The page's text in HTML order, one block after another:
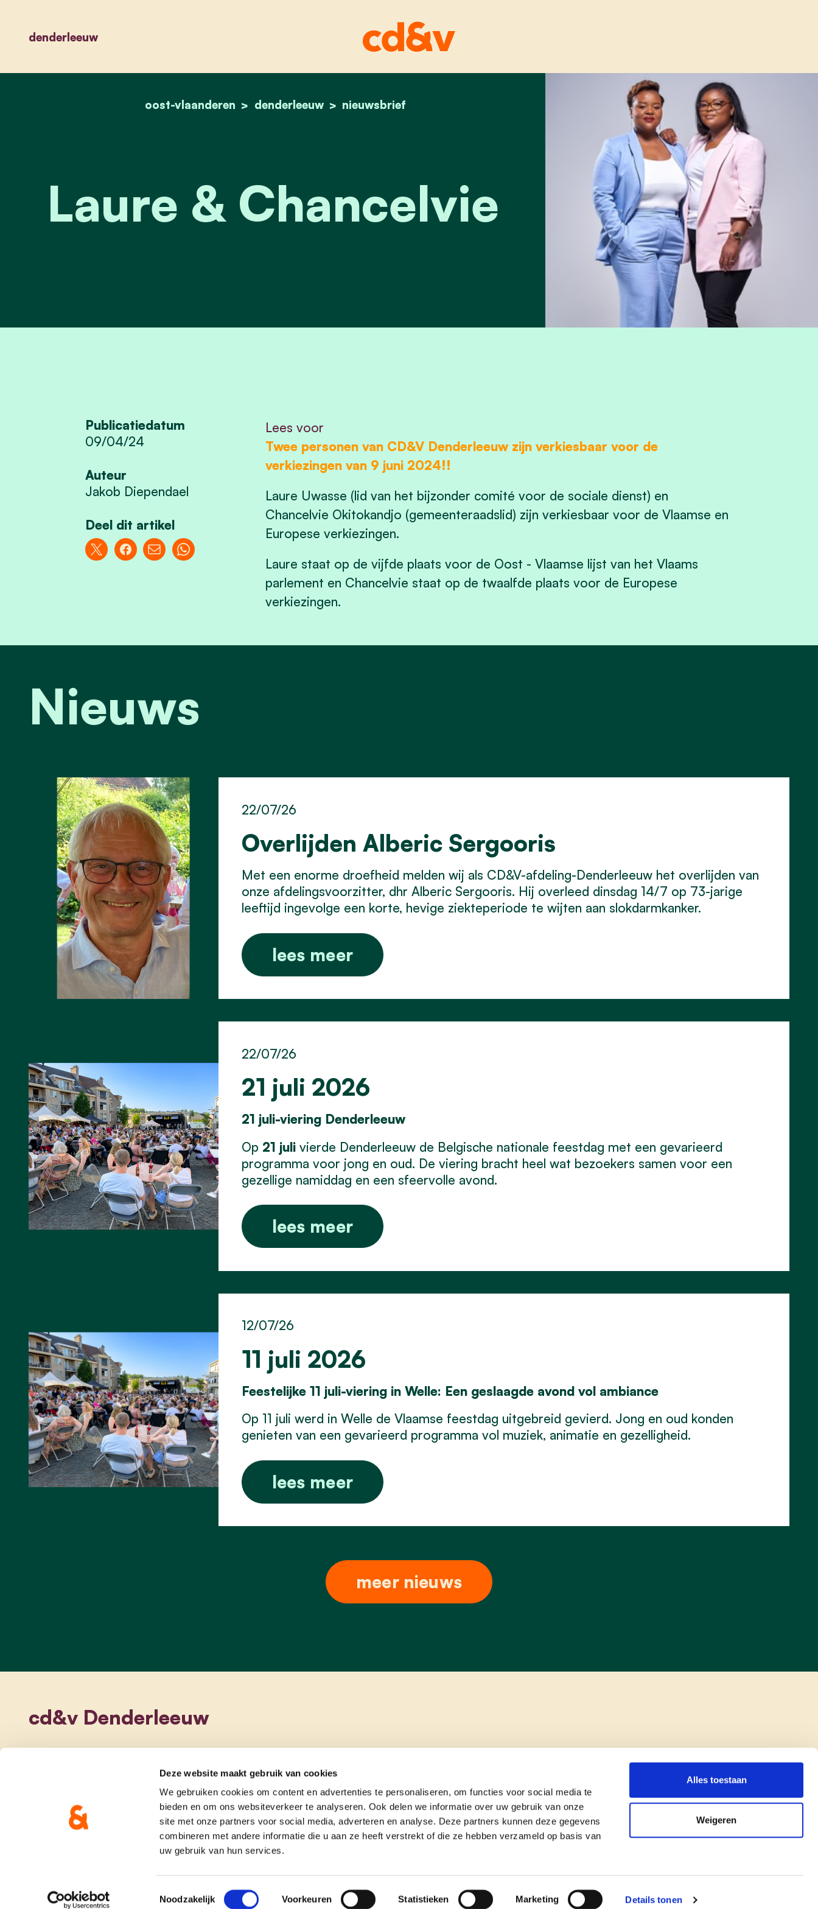
Deze website maakt gebruik van cookies
We gebruiken cookies om content en advertenties te personaliseren, om functies voor social media te
bieden en om ons websiteverkeer te analyseren. Ook delen we informatie over uw gebruik van onze
site met onze partners voor social media, adverteren en analyse. Deze partners kunnen deze gegevens
combineren met andere informatie die u aan ze heeft verstrekt of die ze hebben verzameld op basis van
uw gebruik van hun services.
Toestemmingsselectie
Noodzakelijk Voorkeuren Statistieken Marketing Details tonen
Alles toestaan
Weigeren
denderleeuw
home
oost-vlaanderen denderleeuw nieuwsbrief
laure & chancelvie
Laure & Chancelvie
Publicatiedatum
09/04/24
Auteur
Jakob Diependael
Deel dit artikel
Lees voor
Twee personen van CD&V Denderleeuw zijn verkiesbaar voor de
verkiezingen van 9 juni 2024!!
Laure Uwasse (lid van het bijzonder comité voor de sociale dienst) en
Chancelvie Okitokandjo (gemeenteraadslid) zijn verkiesbaar voor de Vlaamse en
Europese verkiezingen.
Laure staat op de vijfde plaats voor de Oost - Vlaamse lijst van het Vlaams
parlement en Chancelvie staat op de twaalfde plaats voor de Europese
verkiezingen.
Nieuws
Overlijden Alberic Sergooris
22/07/26
Met een enorme droefheid melden wij als CD&V-afdeling-Denderleeuw het overlijden van
onze afdelingsvoorzitter, dhr Alberic Sergooris. Hij overleed dinsdag 14/7 op 73-jarige
leeftijd ingevolge een korte, hevige ziekteperiode te wijten aan slokdarmkanker.
lees meer
21 juli 2026
22/07/26
21 juli-viering Denderleeuw
Op 21 julivierde Denderleeuw de Belgische nationale feestdag met een gevarieerd
programma voor jong en oud. De viering bracht heel wat bezoekers samen voor een
gezellige namiddag en een sfeervolle avond.
lees meer
11 juli 2026
12/07/26
Feestelijke 11 juli-viering in Welle: Een geslaagde avond vol ambiance
Op 11 juli werd in Welle de Vlaamse feestdag uitgebreid gevierd. Jong en oud konden
genieten van een gevarieerd programma vol muziek, animatie en gezelligheid.
lees meer
meer nieuws
cd&v Denderleeuw
onze partij doe mee contact